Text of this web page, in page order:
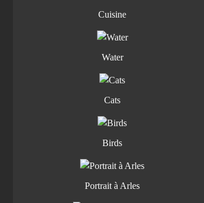
Cuisine
Water
Cats
Birds
Portrait à Arles